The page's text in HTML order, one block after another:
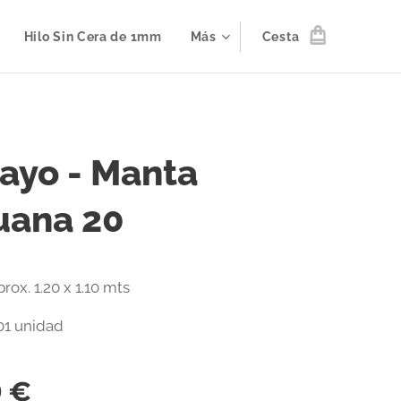
Hilo Sin Cera de 1mm Más Cesta
- Manta
20
1.20 x 1.10 mts
unidad
€